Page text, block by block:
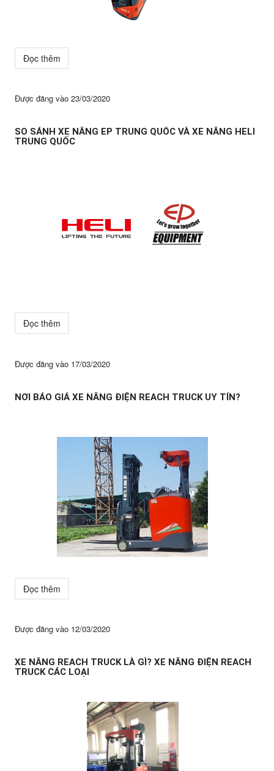
Đọc thêm
Được đăng vào 23/03/2020
SO SÁNH XE NÂNG EP TRUNG QUỐC VÀ XE NÂNG HELI
TRUNG QUỐC
Đọc thêm
Được đăng vào 17/03/2020
NƠI BÁO GIÁ XE NÂNG ĐIỆN REACH TRUCK UY TÍN?
Đọc thêm
Được đăng vào 12/03/2020
XE NÂNG REACH TRUCK LÀ GÌ? XE NÂNG ĐIỆN REACH
TRUCK CÁC LOẠI